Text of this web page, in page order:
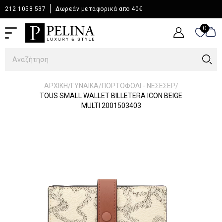
212 1058 537 Δωρεάν μεταφορικά απο 40€
0
0
ΑΡΧΙΚΉ/ΓΥΝΑΙΚΑ/ΠΟΡΤΟΦΟΛΙ - ΝΕΣΕΣΕΡ/
TOUS SMALL WALLET BILLETERA ICON BEIGE
MULTI 2001503403